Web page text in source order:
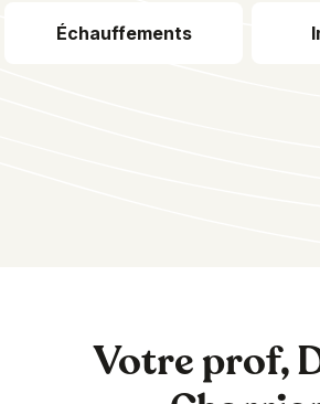
Échauffements
Votre prof,